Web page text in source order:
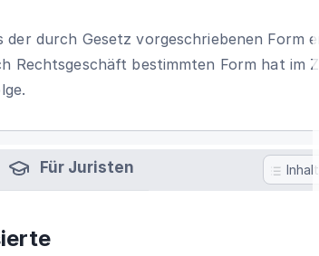
durch Gesetz vorgeschriebenen Form
Rechtsgeschäft bestimmten Form hat im
Für Juristen